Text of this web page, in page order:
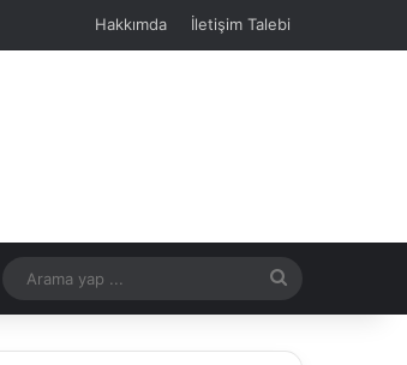
Hakkımda İletişim Talebi
Kenar Bölmesi
yap